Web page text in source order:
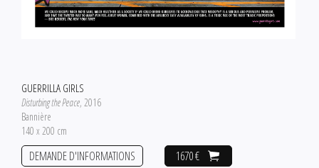
GUERRILLA GIRLS
Disturbing the Peace, 2016
Bannière
140 x 200 cm
1670 €
DEMANDE D'INFORMATIONS